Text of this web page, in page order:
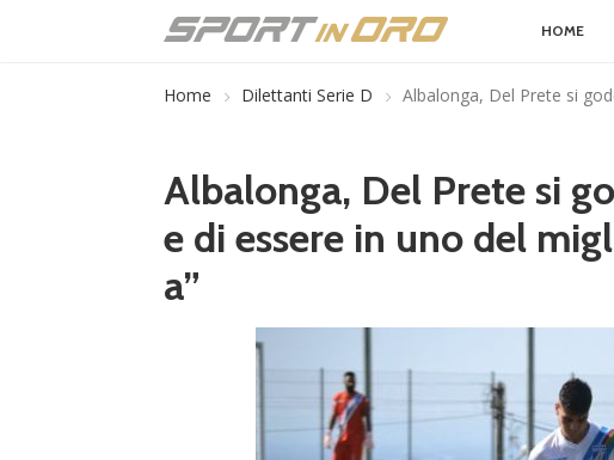
HOME
Home Dilettanti Serie D Albalonga, Del Prete si
Albalonga, Del Prete si
e di essere in uno del
a”